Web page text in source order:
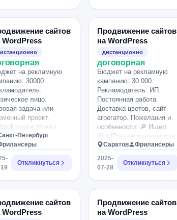
сайтов
WordPress
на рекламную
30000.
лицо.
задача или
проект.
Нужно
сайт в топ
яндекс/google по
"Каркасные дома
ключ".
Петербург
Откликнуться
Продвижение сайтов
на WordPress
дистанционно
договорная
Бюджет на рекламную
кампанию: 30.000.
Рекламодатель: ИП.
Постоянная работа.
Доставка цветов, сайт
агрегатор. Пожелания и
особенности: 🔎 Ищем
WordPress-программиста
+ SEO-специалиста (в
одном лице) для
доработки и продвижения
О проекте: Сайт по
доставке цветов по
многим городам России.
Каждый город
Саратов
Фрилансеры
2025-
07-28
Откликнуться
сайтов
WordPress
Продвижение сайтов
на WordPress